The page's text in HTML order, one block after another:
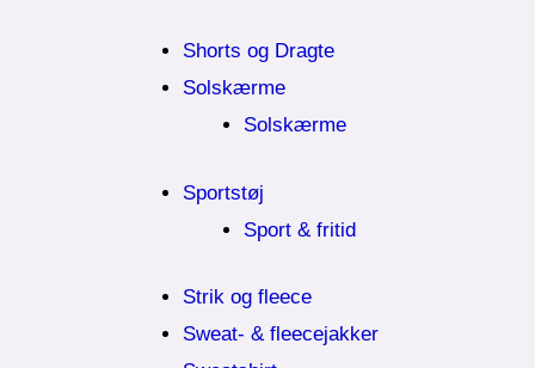
Shorts og Dragte
Solskærme
Solskærme
Sportstøj
Sport & fritid
Strik og fleece
Sweat- & fleecejakker